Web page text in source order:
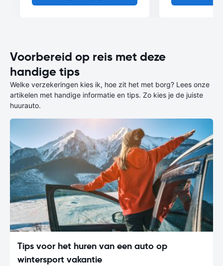
Voorbereid op reis met deze
handige tips
Welke verzekeringen kies ik, hoe zit het met borg? Lees onze
artikelen met handige informatie en tips. Zo kies je de juiste
huurauto.
Tips voor het huren van een auto op
wintersport vakantie